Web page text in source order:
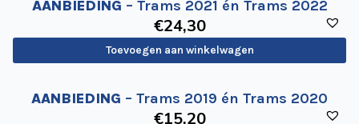
AANBIEDING – Trams 2021 én Trams 2022
€24,30
Toevoegen aan winkelwagen
AANBIEDING – Trams 2019 én Trams 2020
€15,20